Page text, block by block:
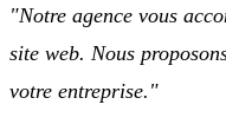
"Notre agence vous
site web. Nous
votre entreprise."